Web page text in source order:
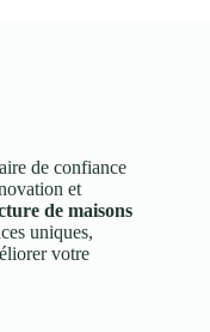
de confiance
et
de maisons
uniques,
votre